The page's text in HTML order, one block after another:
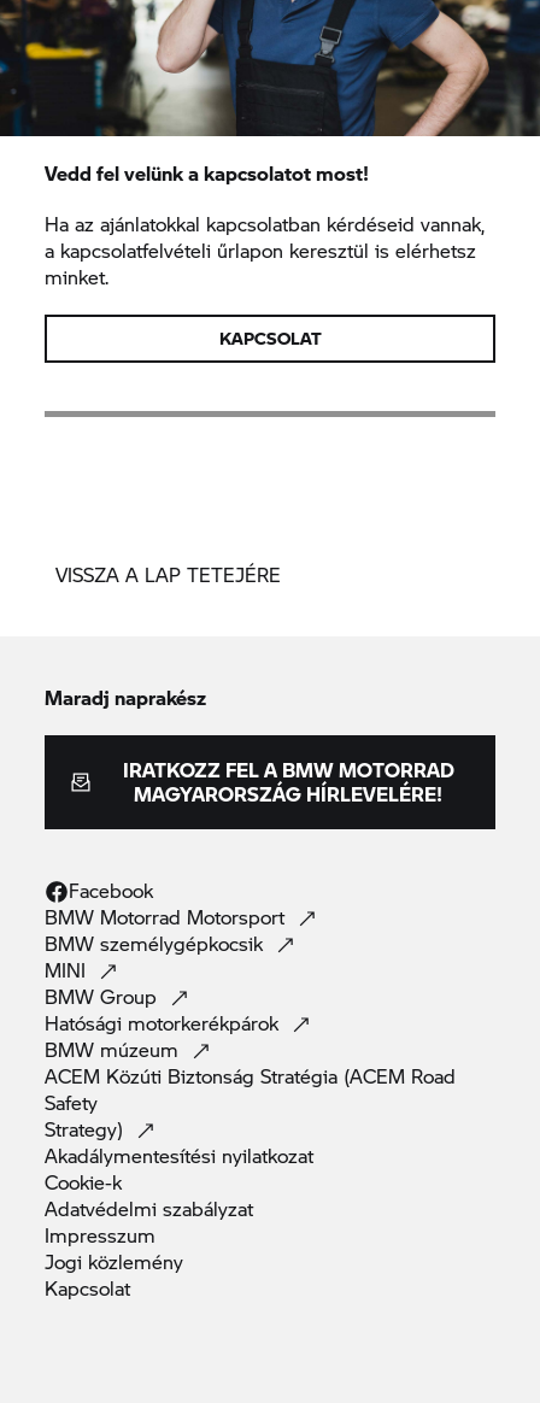
Vedd fel velünk a kapcsolatot most!
Ha az ajánlatokkal kapcsolatban kérdéseid vannak,
a kapcsolatfelvételi űrlapon keresztül is elérhetsz
minket.
KAPCSOLAT
VISSZA A LAP TETEJÉRE
Maradj naprakész
IRATKOZZ FEL A BMW MOTORRAD
MAGYARORSZÁG HÍRLEVELÉRE!
Facebook
BMW Motorrad Motorsport
BMWszemélygépkocsik
MINI
BMWGroup
Hatósági motorkerékpárok
BMW múzeum
ACEM Közúti Biztonság Stratégia (ACEM Road
Safety
Strategy)
Akadálymentesítési nyilatkozat
Cookie-k
Adatvédelmiszabályzat
Impresszum
Jogi közlemény
Kapcsolat